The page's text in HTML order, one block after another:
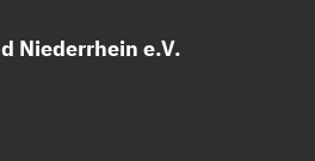
Niederrhein e.V.